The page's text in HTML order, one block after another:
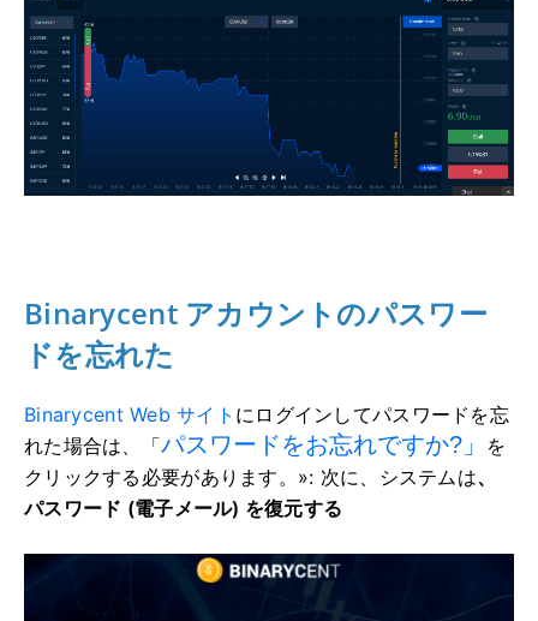
Binarycent アカウントのパスワー
ドを忘れた
Binarycent Web サイト にログインしてパスワードを忘
れた場合は、「パスワードをお忘れですか?」
を
クリックする必要があります。 »: 次に、システムは、
パスワード (電子メール) を復元する